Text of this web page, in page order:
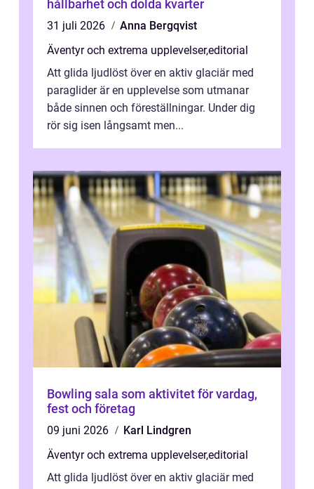
hållbarhet och dolda kvarter
31 juli 2026
Anna Bergqvist
Äventyr och extrema upplevelser,editorial
Att glida ljudlöst över en aktiv glaciär med
paraglider är en upplevelse som utmanar
både sinnen och föreställningar. Under dig
rör sig isen långsamt men...
Bowling sala som aktivitet för vardag,
fest och företag
09 juni 2026
Karl Lindgren
Äventyr och extrema upplevelser,editorial
Att glida ljudlöst över en aktiv glaciär med